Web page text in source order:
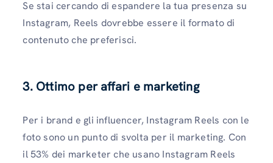
Se stai cercando di espandere la tua presenza su
Instagram, Reels dovrebbe essere il formato di
contenuto che preferisci.
3. Ottimo per affari e marketing
Per i brand e gli influencer, Instagram Reels con le
foto sono un punto di svolta per il marketing. Con
il 53% dei marketer che usano Instagram Reels